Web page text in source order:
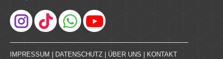
Instagram
IMPRESSUM DATENSCHUTZ ÜBER UNS KONTAKT